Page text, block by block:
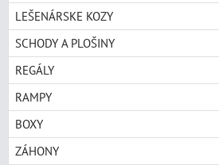
LEŠENÁRSKE KOZY
SCHODY A PLOŠINY
REGÁLY
RAMPY
BOXY
ZÁHONY